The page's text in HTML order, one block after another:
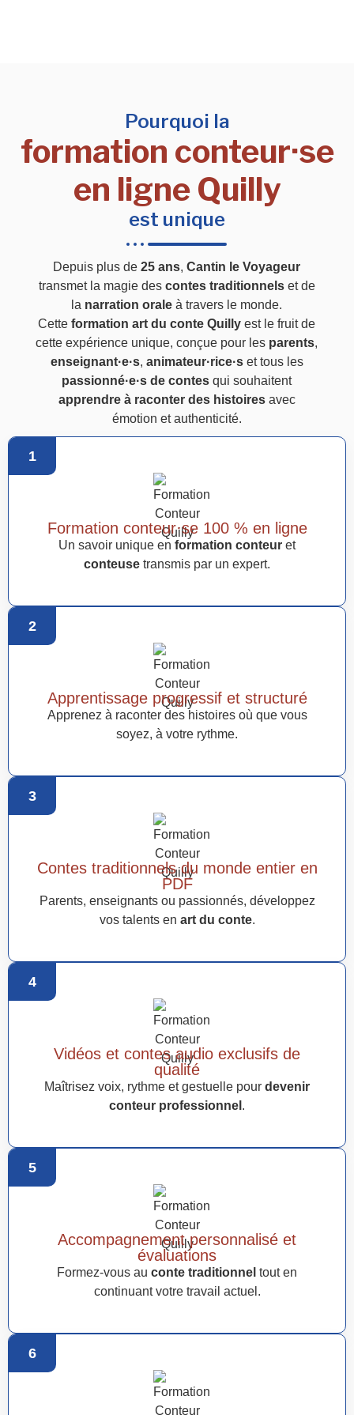
Pourquoi la
formation conteur·se
en ligne Quilly
est unique
Depuis plus de25 ans,Cantin le Voyageur
transmet la magie des contes traditionnelset de
la narration orale à travers le monde.
Cetteformation art du conte Quilly est le fruit de
cette expérience unique, conçue pour les parents,
enseignant·e·s, animateur·rice·set tous les
passionné·e·s de contes qui souhaitent
apprendre à raconter des histoiresavec
émotion et authenticité.
1
Formation conteur·se 100 % en ligne
Un savoir unique en formation conteur et
conteuse transmis par un expert.
2
Apprentissage progressif et structuré
Apprenez à raconter des histoires où que vous
soyez, à votre rythme.
3
Contes traditionnels du monde entier en
PDF
Parents, enseignants ou passionnés, développez
vos talents en art du conte.
4
Vidéos et contes audio exclusifs de
qualité
Maîtrisez voix, rythme et gestuelle pour devenir
conteur professionnel .
5
Accompagnement personnalisé et
évaluations
Formez-vous au conte traditionnel tout en
continuant votre travail actuel.
6